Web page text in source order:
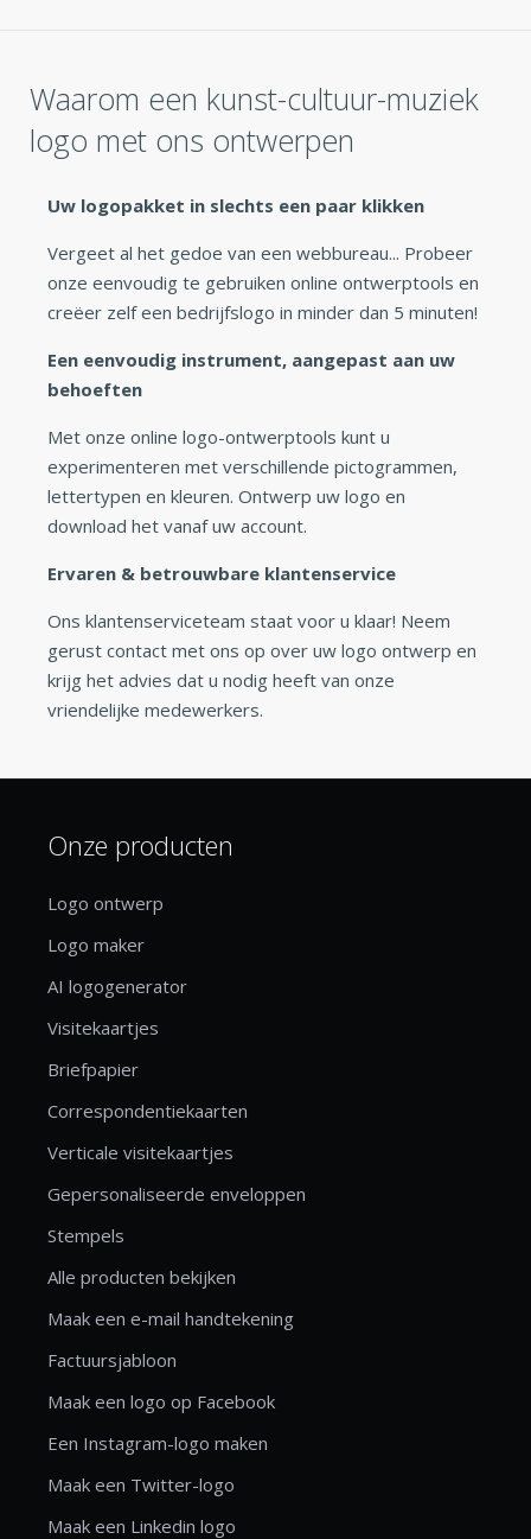
Waarom een kunst-cultuur-muziek
logo met ons ontwerpen
Uw logopakket in slechts een paar klikken
Vergeet al het gedoe van een webbureau... Probeer
onze eenvoudig te gebruiken online ontwerptools en
creëer zelf een bedrijfslogo in minder dan 5 minuten!
Een eenvoudig instrument, aangepast aan uw
behoeften
Met onze online logo-ontwerptools kunt u
experimenteren met verschillende pictogrammen,
lettertypen en kleuren. Ontwerp uw logo en
download het vanaf uw account.
Ervaren & betrouwbare klantenservice
Ons klantenserviceteam staat voor u klaar! Neem
gerust contact met ons op over uw logo ontwerp en
krijg het advies dat u nodig heeft van onze
vriendelijke medewerkers.
Onze producten
Logo ontwerp
Logo maker
AI logogenerator
Visitekaartjes
Briefpapier
Correspondentiekaarten
Verticale visitekaartjes
Gepersonaliseerde enveloppen
Stempels
Alle producten bekijken
Maak een e-mail handtekening
Factuursjabloon
Maak een logo op Facebook
Een Instagram-logo maken
Maak een Twitter-logo
Maak een Linkedin logo